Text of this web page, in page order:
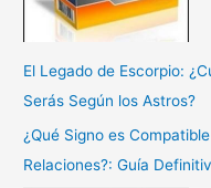
El Legado de Escorpio:
Serás Según los Astros?
¿Qué Signo es
Relaciones?: Guía